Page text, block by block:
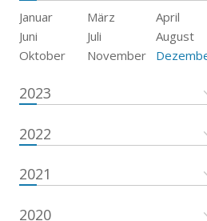
Januar März
April
Juni
Juli
August
Oktober
November
2023
2022
2021
2020